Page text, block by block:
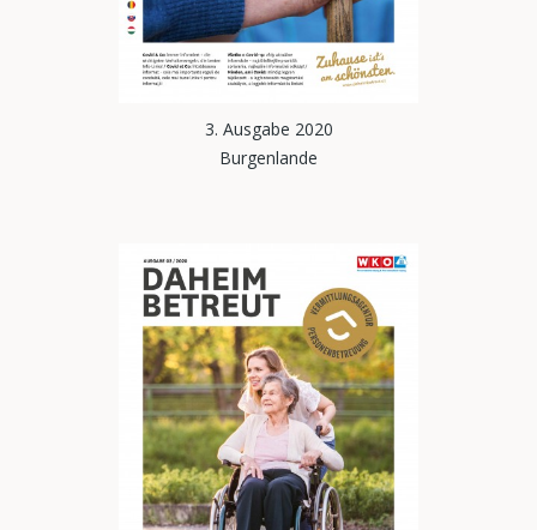
3. Ausgabe 2020
Burgenlande